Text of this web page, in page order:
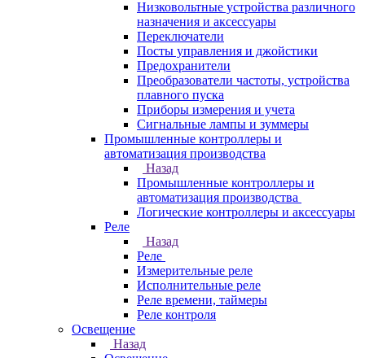
Низковольтные устройства различного
назначения и аксессуары
Переключатели
Посты управления и джойстики
Предохранители
Преобразователи частоты, устройства
плавного пуска
Приборы измерения и учета
Сигнальные лампы и зуммеры
Промышленные контроллеры и
автоматизация производства
Назад
Промышленные контроллеры и
автоматизация производства
Логические контроллеры и аксессуары
Реле
Назад
Реле
Измерительные реле
Исполнительные реле
Реле времени, таймеры
Реле контроля
Освещение
Назад